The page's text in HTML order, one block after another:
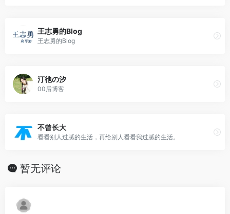
王志勇的Blog
王志勇的Blog
汀彵の汐
00后博客
不曾长大
看看别人过腻的生活，再给别人看看我过腻的生活。
暂无评论